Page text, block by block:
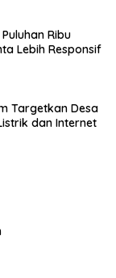
Ribu
Lebih Responsif
Targetkan Desa
dan Internet